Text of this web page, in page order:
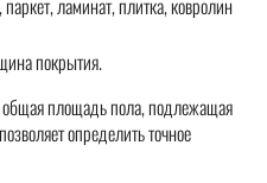
покрытия.
общая площадь пола, подлежащая
определить точное